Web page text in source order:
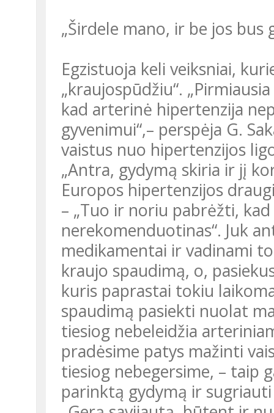
„Širdele mano, ir be jos bus
Egzistuoja keli veiksniai,
„kraujospūdžiu“.
kad arterinė hipertenzija
gyvenimui“,– perspėja G.
vaistus nuo hipertenzijos
„Antra, gydymą skiria ir jį
Europos hipertenzijos
– „Tuo ir noriu pabrėžti,
nerekomenduotinas“. Juk
medikamentai ir vadinami
kraujo spaudimą, o,
kuris paprastai tokiu
spaudimą pasiekti nuolat
tiesiog nebeleidžia
pradėsime patys mažinti
tiesiog nebegersime, – taip
parinktą gydymą ir